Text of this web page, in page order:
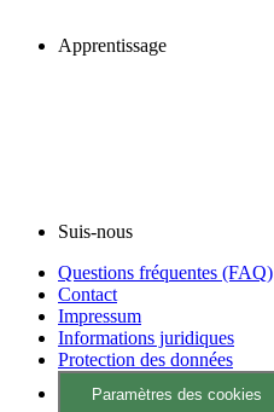
Apprentissage
Suis-nous
Questions fréquentes (FAQ)
Contact
Impressum
Informations juridiques
Protection des données
Paramètres des cookies